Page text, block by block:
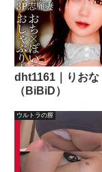
dht1161｜りおな
（BiBiD）
ウルトラの膣